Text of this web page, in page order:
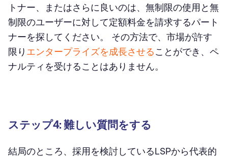
トナー、またはさらに良いのは、無制限の使用と無
制限のユーザーに対して定額料金を請求するパート
ナーを探してください。 その方法で、市場が許す
限り エンタープライズを成長させることができ、ペ
ナルティを受けることはありません。
ステップ4: 難しい質問をする
結局のところ、採用を検討しているLSPから代表的